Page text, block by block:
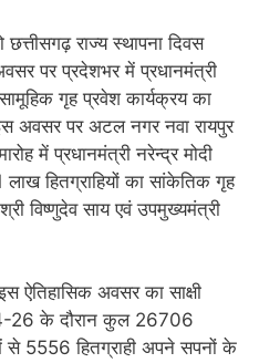
राज्य स्थापना दिवस
पर प्रदेशभर में प्रधानमंत्री
गृह प्रवेश कार्यक्रय का
अवसर पर अटल नगर नवा रायपुर
में प्रधानमंत्री नरेन्द्र मोदी
हितग्राहियों का सांकेतिक गृह
विष्णुदेव साय एवं उपमुख्यमंत्री
ऐतिहासिक अवसर का साक्षी
26 के दौरान कुल 26706
5556 हितग्राही अपने सपनों के